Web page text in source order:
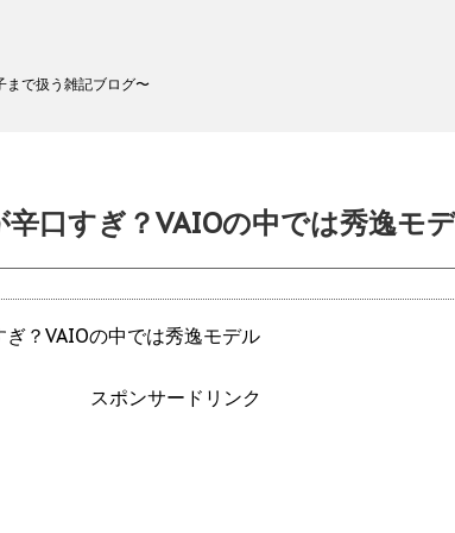
まで扱う雑記ブログ〜
口すぎ？VAIOの中では秀逸モ
スポンサードリンク